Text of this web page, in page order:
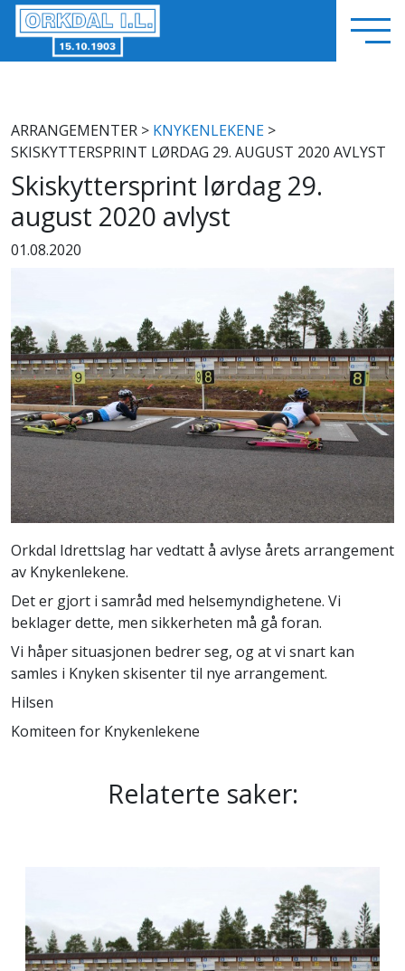
ARRANGEMENTER > KNYKENLEKENE >
SKISKYTTERSPRINT LØRDAG 29. AUGUST 2020 AVLYST
Skiskyttersprint lørdag 29.
august 2020 avlyst
01.08.2020
Orkdal Idrettslag har vedtatt å avlyse årets arrangement
av Knykenlekene.
Det er gjort i samråd med helsemyndighetene. Vi
beklager dette, men sikkerheten må gå foran.
Vi håper situasjonen bedrer seg, og at vi snart kan
samles i Knyken skisenter til nye arrangement.
Hilsen
Komiteen for Knykenlekene
Relaterte saker: